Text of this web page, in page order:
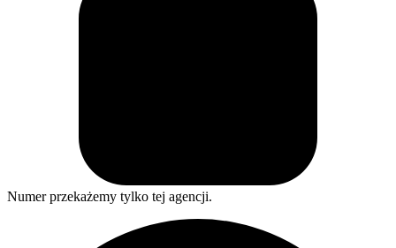
Numer przekażemy tylko tej agencji.